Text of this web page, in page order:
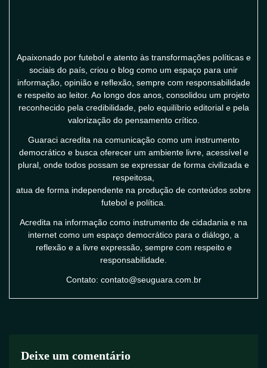
Apaixonado por futebol e atento às transformações políticas e
sociais do país, criou o blog como um espaço para unir
informação, opinião e reflexão, sempre com responsabilidade
e respeito ao leitor. Ao longo dos anos, consolidou um projeto
reconhecido pela credibilidade, pelo equilíbrio editorial e pela
valorização do pensamento crítico.
Guaraci acredita na comunicação como um instrumento
democrático e busca oferecer um ambiente livre, acessível e
plural, onde todos possam se expressar de forma civilizada e
respeitosa,
atua de forma independente na produção de conteúdos sobre
futebol e política.
Acredita na informação como instrumento de cidadania e na
internet como um espaço democrático para o diálogo, a
reflexão e a livre expressão, sempre com respeito e
responsabilidade.
Contato: contato@seuguara.com.br
Deixe um comentário